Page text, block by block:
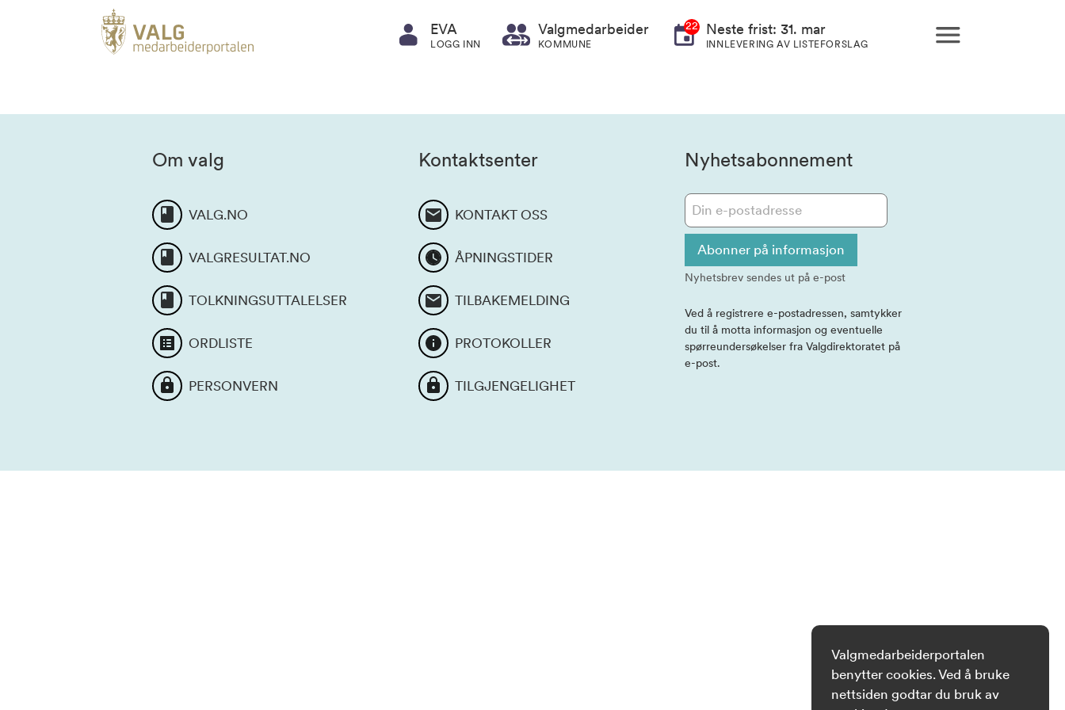
EVA
LOGG INN
Valgmedarbeider
KOMMUNE
22 Neste frist: 31. mar
INNLEVERING AV LISTEFORSLAG
Om valg
VALG.NO
VALGRESULTAT.NO
TOLKNINGSUTTALELSER
ORDLISTE
PERSONVERN
Kontaktsenter
KONTAKT OSS
ÅPNINGSTIDER
TILBAKEMELDING
PROTOKOLLER
TILGJENGELIGHET
Nyhetsabonnement
Abonner på informasjon
Nyhetsbrev sendes ut på e-post
Ved å registrere e-postadressen, samtykker
du til å motta informasjon og eventuelle
spørreundersøkelser fra Valgdirektoratet på
e-post.
Valgmedarbeiderportalen
benytter cookies. Ved å bruke
nettsiden godtar du bruk av